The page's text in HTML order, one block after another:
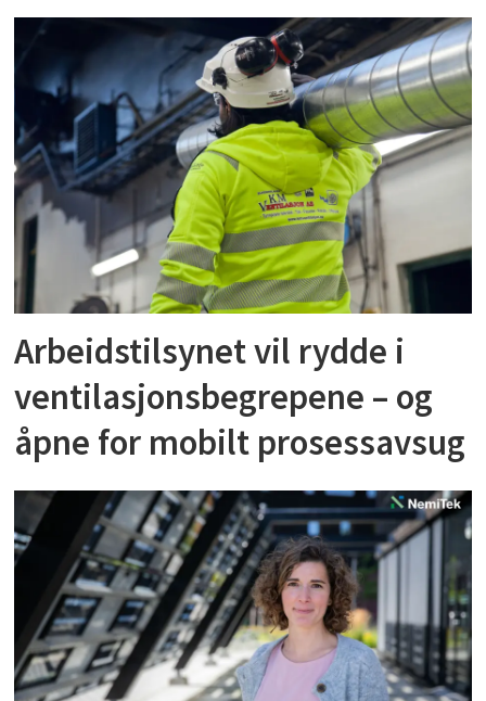
Arbeidstilsynet vil rydde i
ventilasjonsbegrepene – og
åpne for mobilt prosessavsug